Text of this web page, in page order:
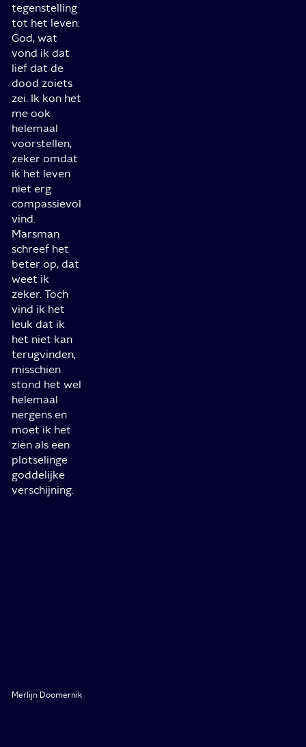
tegenstelling
tot het leven.
God, wat
vond ik dat
lief dat de
dood zoiets
zei. Ik kon het
me ook
helemaal
voorstellen,
zeker omdat
ik het leven
niet erg
compassievol
vind.
Marsman
schreef het
beter op, dat
weet ik
zeker. Toch
vind ik het
leuk dat ik
het niet kan
terugvinden,
misschien
stond het wel
helemaal
nergens en
moet ik het
zien als een
plotselinge
goddelijke
verschijning.
Merlijn Doomernik